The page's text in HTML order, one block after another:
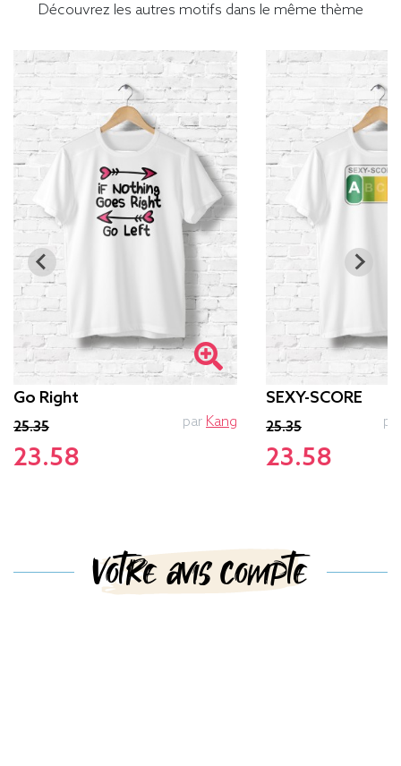
Découvrez les autres motifs dans le même thème
Go Right
25.35
23.58
par Kang
SEXY-SCORE
25.35
23.58
Votre avis compte